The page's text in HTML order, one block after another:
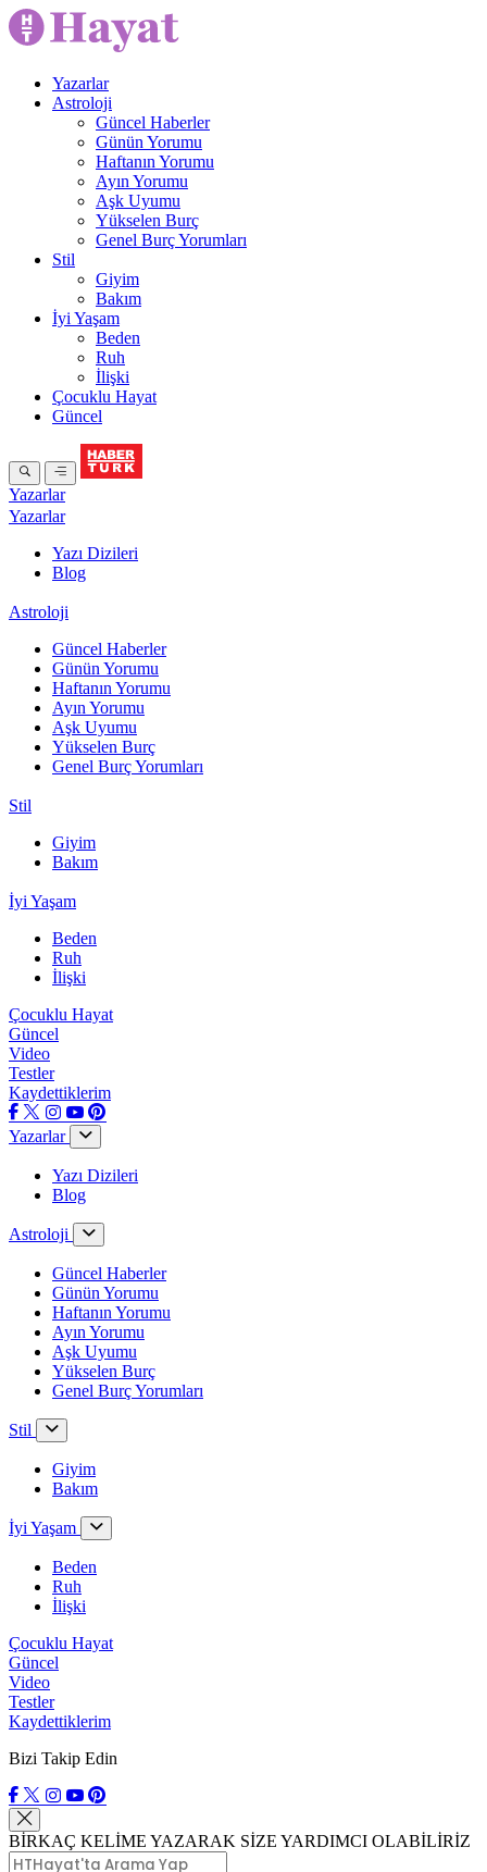
Yazarlar
Astroloji
Güncel Haberler
Günün Yorumu
Haftanın Yorumu
Ayın Yorumu
Aşk Uyumu
Yükselen Burç
Genel Burç Yorumları
Stil
Giyim
Bakım
İyi Yaşam
Beden
Ruh
İlişki
Çocuklu Hayat
Güncel
Yazarlar
Yazarlar
Yazı Dizileri
Blog
Astroloji
Güncel Haberler
Günün Yorumu
Haftanın Yorumu
Ayın Yorumu
Aşk Uyumu
Yükselen Burç
Genel Burç Yorumları
Stil
Giyim
Bakım
İyi Yaşam
Beden
Ruh
İlişki
Çocuklu Hayat
Güncel
Video
Testler
Kaydettiklerim
Yazarlar
Yazı Dizileri
Blog
Astroloji
Güncel Haberler
Günün Yorumu
Haftanın Yorumu
Ayın Yorumu
Aşk Uyumu
Yükselen Burç
Genel Burç Yorumları
Stil
Giyim
Bakım
İyi Yaşam
Beden
Ruh
İlişki
Çocuklu Hayat
Güncel
Video
Testler
Kaydettiklerim
Bizi Takip Edin
BİRKAÇ KELİME YAZARAK SİZE YARDIMCI OLABİLİRİZ